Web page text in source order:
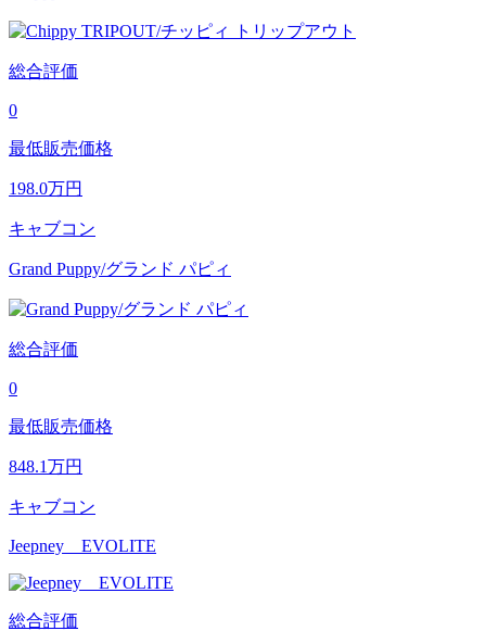
総合評価
0
最低販売価格
198.0万円
キャブコン
Grand Puppy/グランド パピィ
総合評価
0
最低販売価格
848.1万円
キャブコン
Jeepney EVOLITE
総合評価